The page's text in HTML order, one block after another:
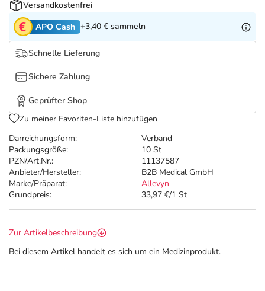
Tierapotheke
Vitamine & Mineralstoffe
Marken
Salus Deals
Darreichungsform:
Verband
Packungsgröße:
10 St
PZN/Art.Nr.:
11137587
Anbieter/Hersteller:
B2B Medical GmbH
Marke/Präparat:
Allevyn
Grundpreis:
33,97 €/1 St
Versandkostenfrei
APO Cash +3,40 € sammeln
Schnelle Lieferung
Sichere Zahlung
Geprüfter Shop
Zu meiner Favoriten-Liste hinzufügen
Zur Artikelbeschreibung
Bei diesem Artikel handelt es sich um ein Medizinprodukt.